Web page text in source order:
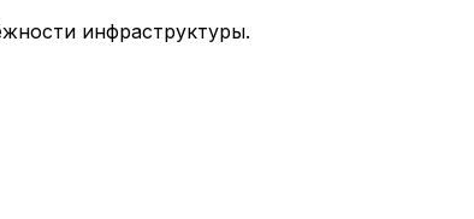
инфраструктуры.